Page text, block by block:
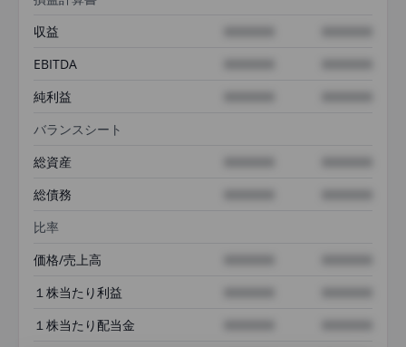
収益
EBITDA
純利益
バランスシート
総資産
総債務
比率
価格/売上高
１株当たり利益
１株当たり配当金